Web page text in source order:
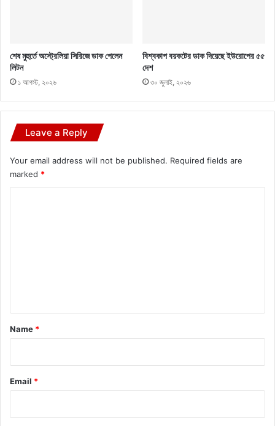
শেষ মুহুর্তে অস্ট্রেলিয়া সিরিজে ডাক পেলেন
লিটন
১ আগস্ট, ২০২৬
বিশ্বকাপ বয়কটের ডাক দিয়েছে ইউরোপের ৫৫
দেশ
৩০ জুলাই, ২০২৬
Leave a Reply
Your email address will not be published. Required fields are
marked *
*
Name *
Email *